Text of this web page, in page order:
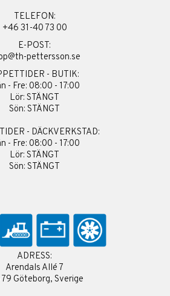
TELEFON:
+46 31-40 73 00
E-POST:
pettersson.se
- BUTIK:
- Fre: 08:00 - 17:00
Lör: STÄNGT
Sön: STÄNGT
- DÄCKVERKSTAD:
- Fre: 08:00 - 17:00
Lör: STÄNGT
Sön: STÄNGT
ADRESS:
Arendals Allé 7
Göteborg, Sverige